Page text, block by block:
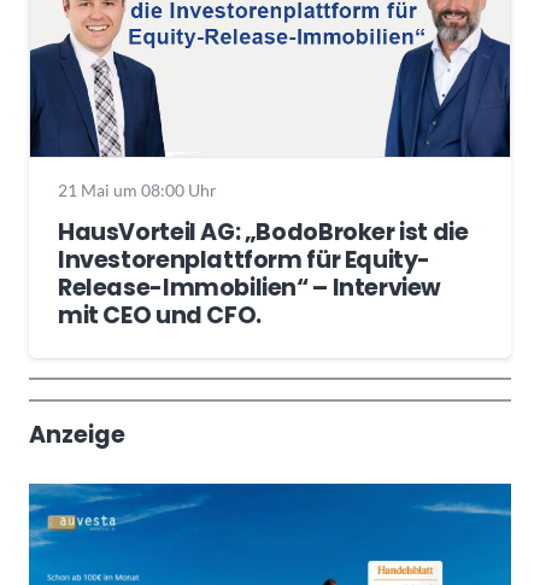
21 Mai um 08:00 Uhr
HausVorteil AG: „BodoBroker ist die
Investorenplattform für Equity-
Release-Immobilien“ – Interview
mit CEO und CFO.
Wochenrückblick
Trendthemen
Anzeige